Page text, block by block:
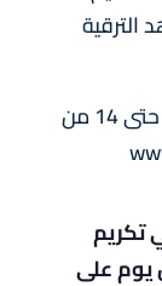
الترقية
وتقدم الترشيحات، التي يمتد أجل استقبالها حتى 14 من
تكريم
يوم على